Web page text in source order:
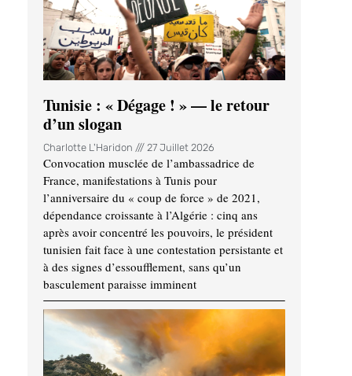
Tunisie : « Dégage ! » — le retour
d’un slogan
Charlotte L'Haridon 27 Juillet 2026
Convocation musclée de l’ambassadrice de
France, manifestations à Tunis pour
l’anniversaire du « coup de force » de 2021,
dépendance croissante à l’Algérie : cinq ans
après avoir concentré les pouvoirs, le président
tunisien fait face à une contestation persistante et
à des signes d’essoufflement, sans qu’un
basculement paraisse imminent